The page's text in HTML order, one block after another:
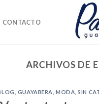
CONTACTO
ARCHIVOS DE
GUAYABERA MODA ,SIN